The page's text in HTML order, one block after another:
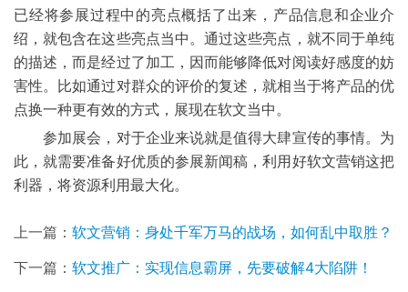
已经将参展过程中的亮点概括了出来，产品信息和企业介
绍，就包含在这些亮点当中。通过这些亮点，就不同于单纯
的描述，而是经过了加工，因而能够降低对阅读好感度的妨
害性。比如通过对群众的评价的复述，就相当于将产品的优
点换一种更有效的方式，展现在软文当中。
参加展会，对于企业来说就是值得大肆宣传的事情。为
此，就需要准备好优质的参展新闻稿，利用好软文营销这把
利器，将资源利用最大化。
上一篇： 软文营销：身处千军万马的战场，如何乱中取胜？
下一篇： 软文推广：实现信息霸屏，先要破解4大陷阱！